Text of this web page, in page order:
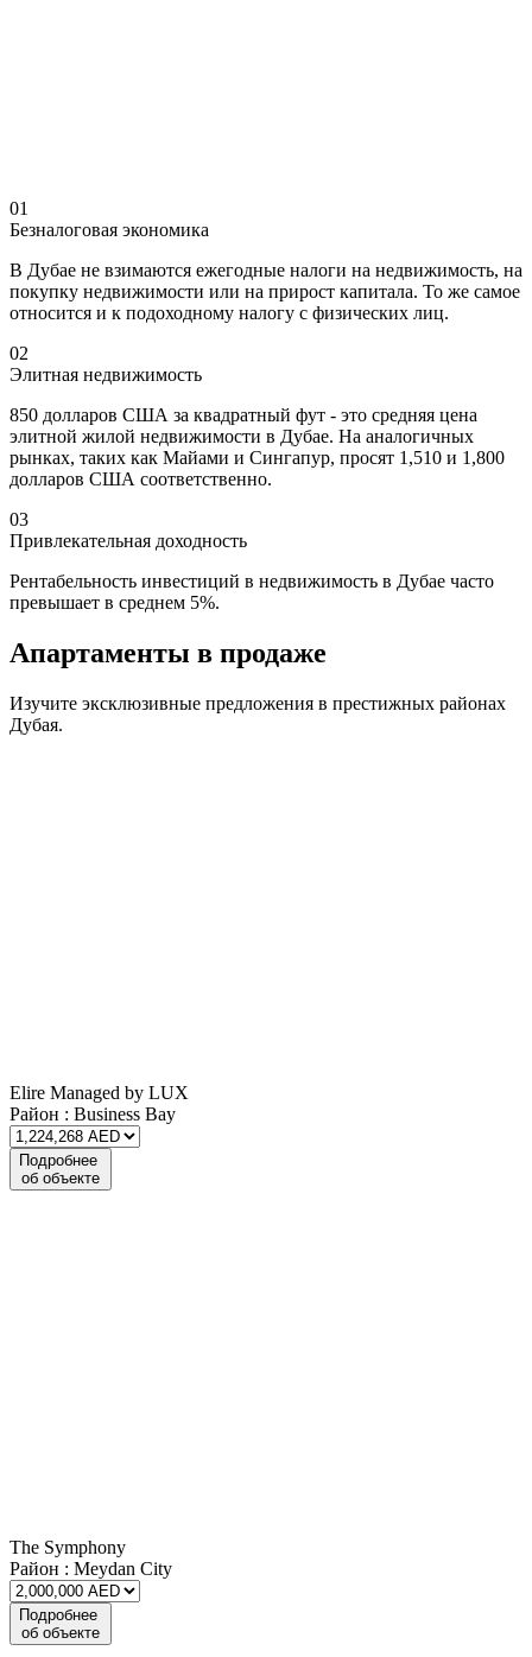
01
Безналоговая экономика
В Дубае не взимаются ежегодные налоги на недвижимость, на
покупку недвижимости или на прирост капитала. То же самое
относится и к подоходному налогу с физических лиц.
02
Элитная недвижимость
850 долларов США за квадратный фут - это средняя цена
элитной жилой недвижимости в Дубае. На аналогичных
рынках, таких как Майами и Сингапур, просят 1,510 и 1,800
долларов США соответственно.
03
Привлекательная доходность
Рентабельность инвестиций в недвижимость в Дубае часто
превышает в среднем 5%.
Апартаменты в продаже
Изучите эксклюзивные предложения в престижных районах
Дубая.
Elire Managed by LUX
Район : Business Bay
Подробнее
об объекте
The Symphony
Район : Meydan City
Подробнее
об объекте